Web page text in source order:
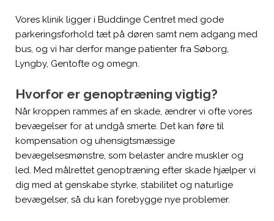
Vores klinik ligger i Buddinge Centret med gode
parkeringsforhold tæt på døren samt nem adgang med
bus, og vi har derfor mange patienter fra Søborg,
Lyngby, Gentofte og omegn.
Hvorfor er genoptræning vigtig?
Når kroppen rammes af en skade, ændrer vi ofte vores
bevægelser for at undgå smerte. Det kan føre til
kompensation og uhensigtsmæssige
bevægelsesmønstre, som belaster andre muskler og
led. Med målrettet genoptræning efter skade hjælper vi
dig med at genskabe styrke, stabilitet og naturlige
bevægelser, så du kan forebygge nye problemer.